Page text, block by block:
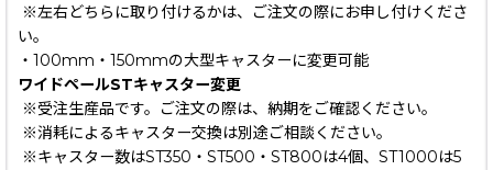
※左右どちらに取り付けるかは、ご注文の際にお申し付けくださ
い。
・100mm・150mmの大型キャスターに変更可能
ワイドペールSTキャスター変更
※受注生産品です。ご注文の際は、納期をご確認ください。
※消耗によるキャスター交換は別途ご相談ください。
※キャスター数はST350・ST500・ST800は4個、ST1000は5